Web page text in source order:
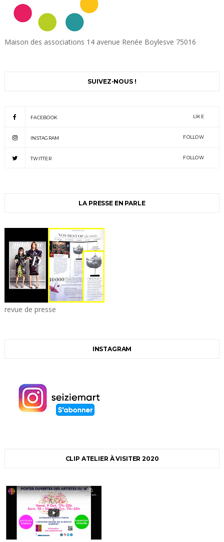
Maison des associations 14 avenue Renée Boylesve 75016
SUIVEZ-NOUS !
FACEBOOK LIKE
INSTAGRAM FOLLOW
TWITTER FOLLOW
LA PRESSE EN PARLE
revue de presse
INSTAGRAM
CLIP ATELIER À VISITER 2020